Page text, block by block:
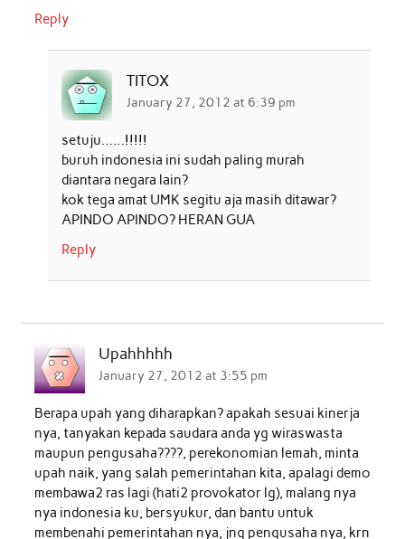
Reply
TITOX
January 27, 2012 at 6:39 pm
setuju……!!!!!
buruh indonesia ini sudah paling murah
diantara negara lain?
kok tega amat UMK segitu aja masih ditawar?
APINDO APINDO? HERAN GUA
Reply
Upahhhhh
January 27, 2012 at 3:55 pm
Berapa upah yang diharapkan? apakah sesuai kinerja
nya, tanyakan kepada saudara anda yg wiraswasta
maupun pengusaha????, perekonomian lemah, minta
upah naik, yang salah pemerintahan kita, apalagi demo
membawa2 ras lagi (hati2 provokator lg), malang nya
nya indonesia ku, bersyukur, dan bantu untuk
membenahi pemerintahan nya, jng pengusaha nya, krn